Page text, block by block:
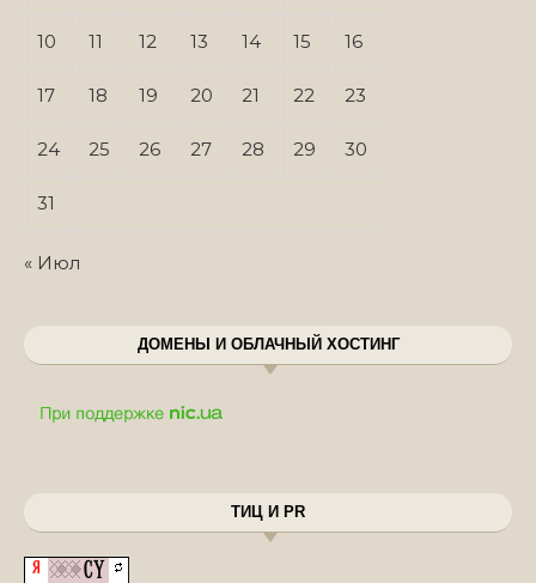
10 11 12 13 14 15 16
17 18 19 20 21 22 23
24 25 26 27 28 29 30
31
« Июл
ДОМЕНЫ И ОБЛАЧНЫЙ ХОСТИНГ
ТИЦ И PR